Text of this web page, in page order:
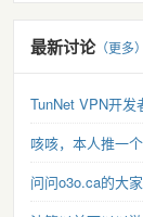
最新讨论（更多）
TunNet VPN开发
咳咳，本人推一
问问o3o.ca的大